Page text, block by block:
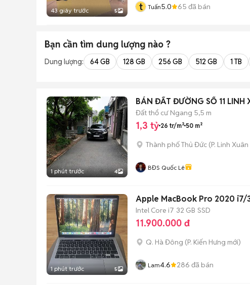
43 giây trước 5 t Tuấn5.0 65 đã bán
Bạn cần tìm dung lượng nào ?
Dung lượng: 64 GB 128 GB 256 GB 512 GB 1 TB
1 phút trước 4
BÁN ĐẤT ĐƯỜNG SỐ 11 LINH
Đất thổ cư Ngang 5,5 m
1,3 tỷ 26 tr/m² 50 m²
Thành phố Thủ Đức (P. Linh Xuân
BĐS Quốc Lê
1 phút trước 5
Apple MacBook Pro 2020 i7/
Intel Core i7 32 GB SSD
11.900.000 đ
Q. Hà Đông (P. Kiến Hưng mới)
Lam4.6 286 đã bán